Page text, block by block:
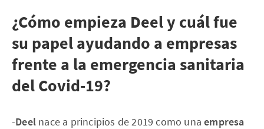
¿Cómo empieza Deel y cuál fue
su papel ayudando a empresas
frente a la emergencia sanitaria
del Covid-19?
-Deel nace a principios de 2019 como unaempresa